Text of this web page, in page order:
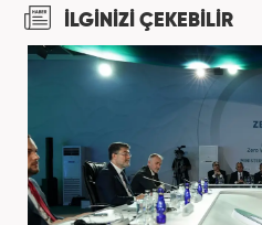
İLGİNİZİ ÇEKEBİLİR